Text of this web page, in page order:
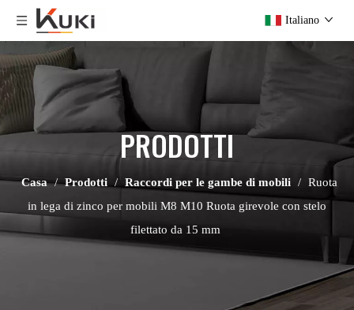
Italiano
PRODOTTI
Casa / Prodotti / Raccordi per le gambe di mobili / Ruota
in lega di zinco per mobili M8 M10 Ruota girevole con stelo
filettato da 15 mm